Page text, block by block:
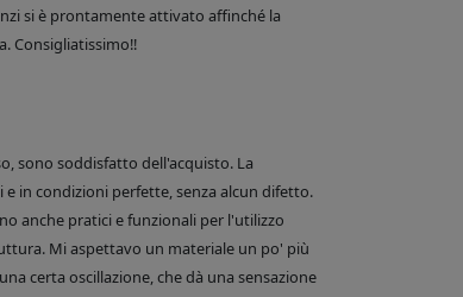
si è prontamente attivato affinché la
Consigliatissimo!!
sono soddisfatto dell'acquisto. La
in condizioni perfette, senza alcun difetto.
anche pratici e funzionali per l'utilizzo
Mi aspettavo un materiale un po' più
certa oscillazione, che dà una sensazione